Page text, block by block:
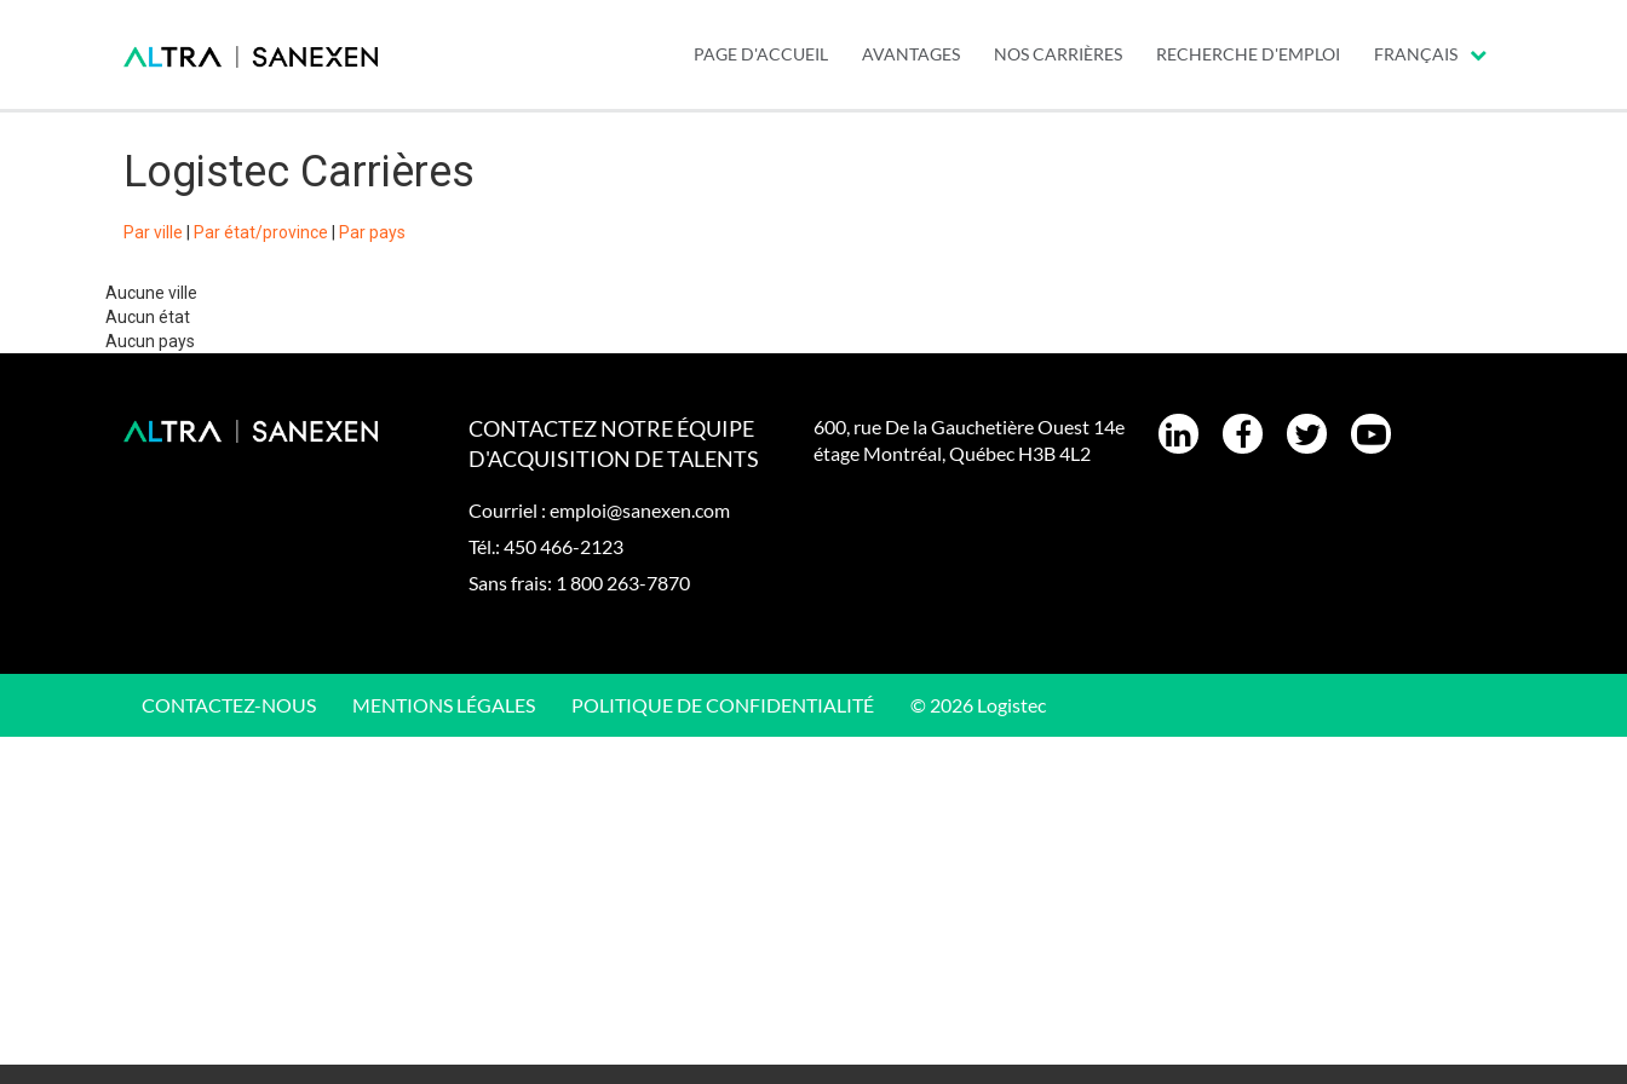
PAGE D'ACCUEIL AVANTAGES NOS CARRIÈRES RECHERCHE D'EMPLOI FRANÇAIS
Logistec Carrières
Par ville Par état/province Par pays
Aucune ville
Aucun état
Aucun pays
CONTACTEZ NOTRE ÉQUIPE
D'ACQUISITION DE TALENTS
Courriel : emploi@sanexen.com
Tél.: 450 466-2123
Sans frais: 1 800 263-7870
600, rue De la Gauchetière Ouest 14e
étage Montréal, Québec H3B 4L2
CONTACTEZ-NOUS MENTIONS LÉGALES POLITIQUE DE CONFIDENTIALITÉ © 2026 Logistec